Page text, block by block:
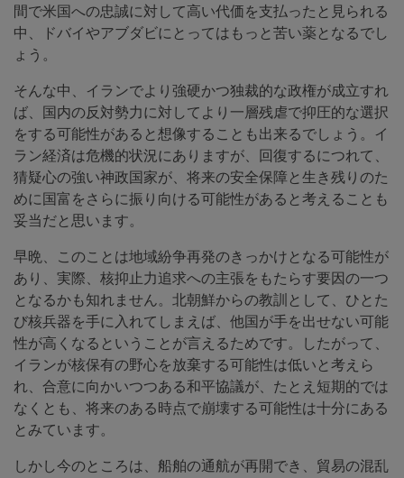
間で米国への忠誠に対して高い代価を支払ったと見られる
中、ドバイやアブダビにとってはもっと苦い薬となるでし
ょう。
そんな中、イランでより強硬かつ独裁的な政権が成立すれ
ば、国内の反対勢力に対してより一層残虐で抑圧的な選択
をする可能性があると想像することも出来るでしょう。イ
ラン経済は危機的状況にありますが、回復するにつれて、
猜疑心の強い神政国家が、将来の安全保障と生き残りのた
めに国富をさらに振り向ける可能性があると考えることも
妥当だと思います。
早晩、このことは地域紛争再発のきっかけとなる可能性が
あり、実際、核抑止力追求への主張をもたらす要因の一つ
となるかも知れません。北朝鮮からの教訓として、ひとた
び核兵器を手に入れてしまえば、他国が手を出せない可能
性が高くなるということが言えるためです。したがって、
イランが核保有の野心を放棄する可能性は低いと考えら
れ、合意に向かいつつある和平協議が、たとえ短期的では
なくとも、将来のある時点で崩壊する可能性は十分にある
とみています。
しかし今のところは、船舶の通航が再開でき、貿易の混乱